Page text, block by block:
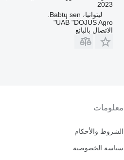
2023
ليتوانيا، Babtų sen.
UAB "DOJUS Agro"
الاتصال بالبائع
معلومات
الشروط والأحكام
سياسة الخصوصية